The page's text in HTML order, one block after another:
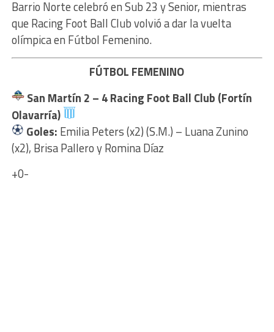
Barrio Norte celebró en Sub 23 y Senior, mientras
que Racing Foot Ball Club volvió a dar la vuelta
olímpica en Fútbol Femenino.
FÚTBOL FEMENINO
San Martín 2 – 4Racing Foot Ball Club (Fortín
Olavarría)
Goles: Emilia Peters (x2) (S.M.) – Luana Zunino
(x2), Brisa Pallero y Romina Díaz
+0-